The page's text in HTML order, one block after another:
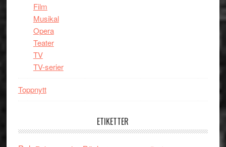
Film
Musikal
Opera
Teater
TV
TV-serier
Toppnytt
ETIKETTER